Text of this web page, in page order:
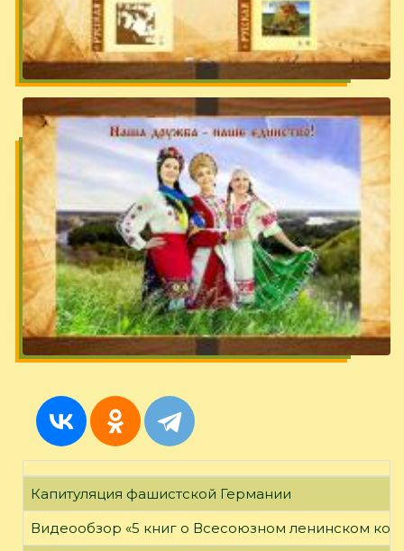
Капитуляция фашистской Германии
Видеообзор «5 книг о Всесоюзном ленинском